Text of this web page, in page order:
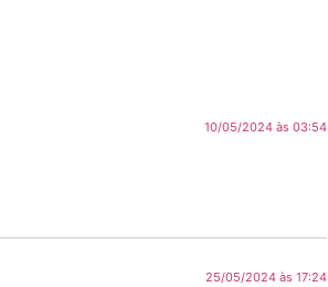
10/05/2024 às 03:54
25/05/2024 às 17:24